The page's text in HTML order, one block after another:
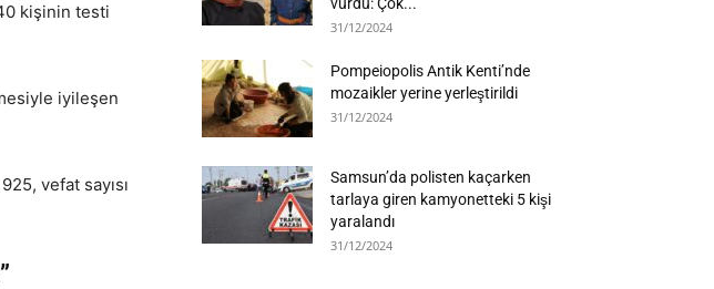
kişinin testi
iyileşen
vefat sayısı
31/12/2024
Pompeiopolis Antik Kenti’nde
mozaikler yerine yerleştirildi
31/12/2024
Samsun’da polisten kaçarken
tarlaya giren kamyonetteki 5 kişi
yaralandı
31/12/2024